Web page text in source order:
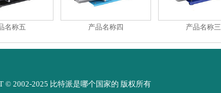
名称五 产品名称四 产品名称三
© 2002-2025 比特派是哪个国家的 版权所有